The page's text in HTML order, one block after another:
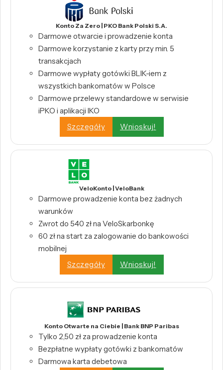
Konto Za Zero | PKO Bank Polski S.A.
Darmowe otwarcie i prowadzenie konta
Darmowe korzystanie z karty przy min. 5
transakcjach
Darmowe wypłaty gotówki BLIK-iem z
wszystkich bankomatów w Polsce
Darmowe przelewy standardowe w serwisie
iPKO i aplikacji IKO
Szczegóły
Wnioskuj!
VeloKonto | VeloBank
Darmowe prowadzenie konta bez żadnych
warunków
Zwrot do 540 zł na VeloSkarbonkę
60 zł na start za zalogowanie do bankowości
mobilnej
Szczegóły
Wnioskuj!
Konto Otwarte na Ciebie | Bank BNP Paribas
Tylko 2,50 zł za prowadzenie konta
Bezpłatne wypłaty gotówki z bankomatów
Darmowa karta debetowa